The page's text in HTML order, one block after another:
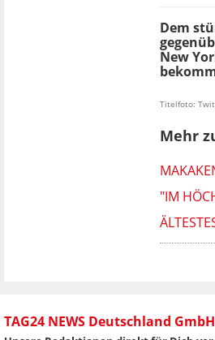
Dem
New
Titelfoto:
Mehr
"IM
TAG24 NEWS Deutschland GmbH